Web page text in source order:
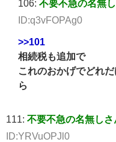
106: 不要不急の名無
ID:q3vFOPAg0
>>101
相続税も追加で
これのおかげでどれ
ら
111: 不要不急の名無しさ
ID:YRVuOPJl0